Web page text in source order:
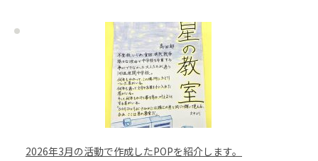
2026年3月の活動で作成したPOPを紹介します。